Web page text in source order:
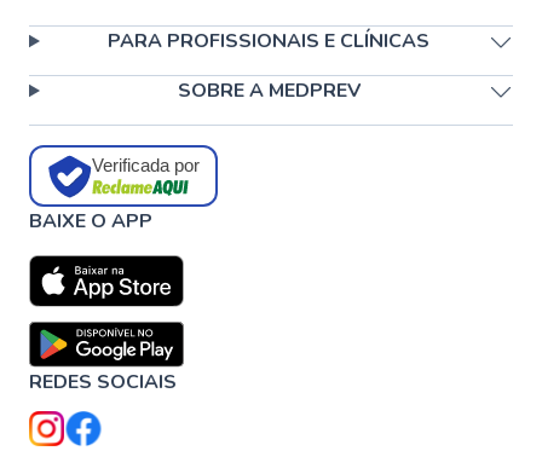
PARA PROFISSIONAIS E CLÍNICAS
SOBRE A MEDPREV
Verificada por
BAIXE O APP
REDES SOCIAIS